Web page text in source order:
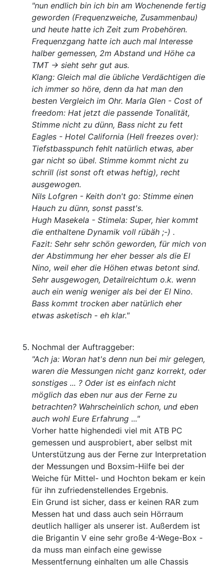
"nun endlich bin ich bin am Wochenende fertig
geworden (Frequenzweiche, Zusammenbau)
und heute hatte ich Zeit zum Probehören.
Frequenzgang hatte ich auch mal Interesse
halber gemessen, 2m Abstand und Höhe ca
TMT -> sieht sehr gut aus.
Klang: Gleich mal die übliche Verdächtigen die
ich immer so höre, denn da hat man den
besten Vergleich im Ohr. Marla Glen - Cost of
freedom: Hat jetzt die passende Tonalität,
Stimme nicht zu dünn, Bass nicht zu fett
Eagles - Hotel California (Hell freezes over):
Tiefstbasspunch fehlt natürlich etwas, aber
gar nicht so übel. Stimme kommt nicht zu
schrill (ist sonst oft etwas heftig), recht
ausgewogen.
Nils Lofgren - Keith don't go: Stimme einen
Hauch zu dünn, sonst passt's.
Hugh Masekela - Stimela: Super, hier kommt
die enthaltene Dynamik voll rübäh ;-) .
Fazit: Sehr sehr schön geworden, für mich von
der Abstimmung her eher besser als die El
Nino, weil eher die Höhen etwas betont sind.
Sehr ausgewogen, Detailreichtum o.k. wenn
auch ein wenig weniger als bei der El Nino.
Bass kommt trocken aber natürlich eher
etwas asketisch - eh klar."
Nochmal der Auftraggeber:
"Ach ja: Woran hat's denn nun bei mir gelegen,
waren die Messungen nicht ganz korrekt, oder
sonstiges ... ? Oder ist es einfach nicht
möglich das eben nur aus der Ferne zu
betrachten? Wahrscheinlich schon, und eben
auch wohl Eure Erfahrung ..."
Vorher hatte highendedi viel mit ATB PC
gemessen und ausprobiert, aber selbst mit
Unterstützung aus der Ferne zur Interpretation
der Messungen und Boxsim-Hilfe bei der
Weiche für Mittel- und Hochton bekam er kein
für ihn zufriedenstellendes Ergebnis.
Ein Grund ist sicher, dass er keinen RAR zum
Messen hat und dass auch sein Hörraum
deutlich halliger als unserer ist. Außerdem ist
die Brigantin V eine sehr große 4-Wege-Box -
da muss man einfach eine gewisse
Messentfernung einhalten um alle Chassis